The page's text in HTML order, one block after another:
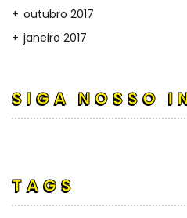
outubro 2017
janeiro 2017
SIGA NOSSO
TAGS